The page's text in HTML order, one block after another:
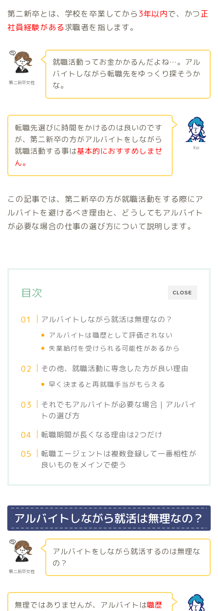
第二新卒とは、学校を卒業してから 3年以内で、かつ正
社員経験がある求職者を指します。
第二新卒女性
就職活動ってお金かかるんだよね…。アル
バイトしながら転職先をゆっくり探そうか
な。
Kei
転職先選びに時間をかけるのは良いのです
が、第二新卒の方がアルバイトをしながら
就職活動する事は基本的におすすめしませ
ん。
この記事では、第二新卒の方が就職活動をする際にア
ルバイトを避けるべき理由と、どうしてもアルバイト
が必要な場合の仕事の選び方について説明します。
CLOSE
目次
アルバイトしながら就活は無理なの？
アルバイトは職歴として評価されない
失業給付を受けられる可能性があるから
その他、就職活動に専念した方が良い理由
早く決まると再就職手当がもらえる
それでもアルバイトが必要な場合｜アルバイ
トの選び方
転職期間が長くなる理由は2つだけ
転職エージェントは複数登録して一番相性が
良いものをメインで使う
アルバイトしながら就活は無理なの？
第二新卒女性
アルバイトをしながら就活するのは無理な
の？
無理ではありませんが、アルバイトは職歴